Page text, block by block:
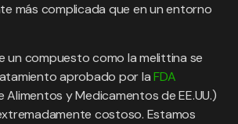
más complicada que en un entorno
un compuesto como la melittina se
aprobado por laFDA
y Medicamentos de EE.UU.)
costoso. Estamos